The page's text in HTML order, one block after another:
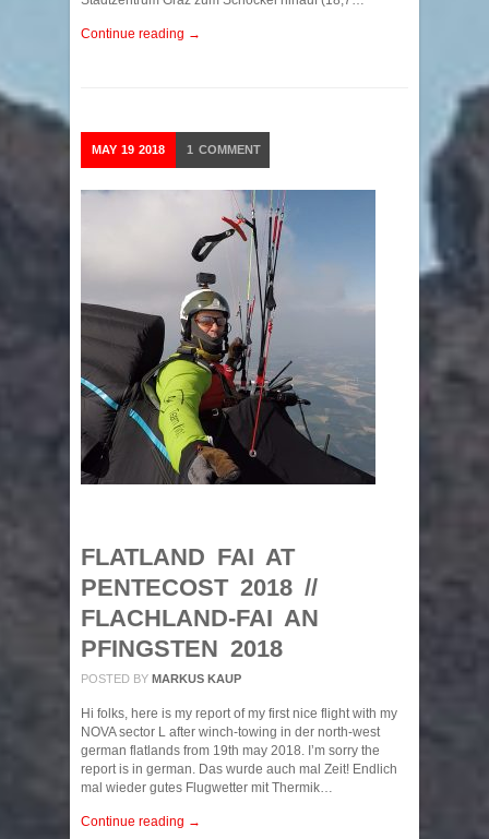
Continue reading →
MAY 19 2018 1 COMMENT
FLATLAND FAI AT
PENTECOST 2018 //
FLACHLAND-FAI AN
PFINGSTEN 2018
POSTED BY MARKUS KAUP
Hi folks, here is my report of my first nice flight with my
NOVA sector L after winch-towing in der north-west
german flatlands from 19th may 2018. I’m sorry the
report is in german. Das wurde auch mal Zeit! Endlich
mal wieder gutes Flugwetter mit Thermik…
Continue reading →